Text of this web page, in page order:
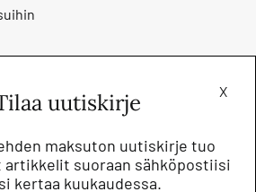
X
uutiskirje
maksuton uutiskirje tuo
artikkelit suoraan sähköpostiisi
kertaa kuukaudessa.